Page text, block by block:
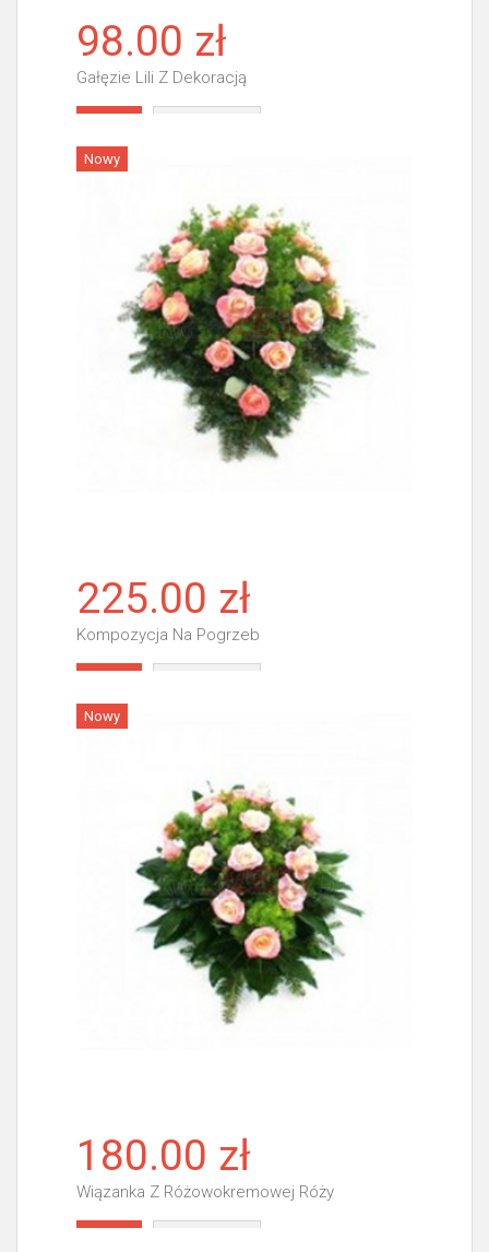
98.00 zł
Gałęzie Lili Z Dekoracją
Nowy
225.00 zł
Kompozycja Na Pogrzeb
Nowy
180.00 zł
Wiązanka Z Różowokremowej Róży